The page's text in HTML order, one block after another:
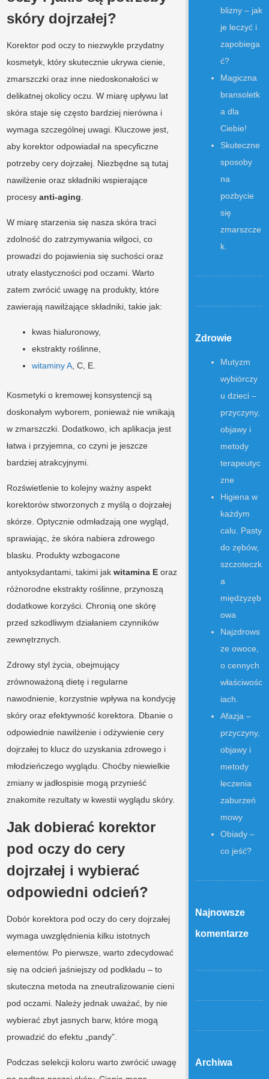
skóry dojrzałej?
Korektor pod oczy to niezwykle przydatny
kosmetyk, który skutecznie ukrywa cienie,
zmarszczki oraz inne niedoskonałości w
delikatnej okolicy oczu. W miarę upływu lat
skóra staje się często bardziej nierówna i
wymaga szczególnej uwagi. Kluczowe jest,
aby korektor odpowiadał na specyficzne
potrzeby cery dojrzałej. Niezbędne są tutaj
nawilżenie oraz składniki wspierające
procesyanti-aging
W miarę starzenia się nasza skóra traci
zdolność do zatrzymywania wilgoci, co
prowadzi do pojawienia się suchości oraz
utraty elastyczności pod oczami. Warto
zatem zwrócić uwagę na produkty, które
zawierają nawilżające składniki, takie jak:
kwas hialuronowy,
ekstrakty roślinne,
witaminy A , C, E.
Kosmetyki o kremowej konsystencji są
doskonałym wyborem, ponieważ nie wnikają
w zmarszczki. Dodatkowo, ich aplikacja jest
łatwa i przyjemna, co czyni je jeszcze
bardziej atrakcyjnymi.
Rozświetlenie to kolejny ważny aspekt
korektorów stworzonych z myślą o dojrzałej
skórze. Optycznie odmładzają one wygląd,
sprawiając, że skóra nabiera zdrowego
blasku. Produkty wzbogacone
antyoksydantami, takimi jakwitamina E oraz
różnorodne ekstrakty roślinne, przynoszą
dodatkowe korzyści. Chronią one skórę
przed szkodliwym działaniem czynników
zewnętrznych.
Zdrowy styl życia, obejmujący
zrównoważoną dietę i regularne
nawodnienie, korzystnie wpływa na kondycję
skóry oraz efektywność korektora. Dbanie o
odpowiednie nawilżenie i odżywienie cery
dojrzałej to klucz do uzyskania zdrowego i
młodzieńczego wyglądu. Choćby niewielkie
zmiany w jadłospisie mogą przynieść
znakomite rezultaty w kwestii wyglądu skóry.
Jak dobierać korektor
pod oczy do cery
dojrzałej i wybierać
odpowiedni odcień?
Dobór korektora pod oczy do cery dojrzałej
wymaga uwzględnienia kilku istotnych
elementów. Po pierwsze, warto zdecydować
się na odcień jaśniejszy od podkładu – to
skuteczna metoda na zneutralizowanie cieni
pod oczami. Należy jednak uważać, by nie
wybierać zbyt jasnych barw, które mogą
prowadzić do efektu „pandy”.
Podczas selekcji koloru warto zwrócić uwagę
blizny – jak
je leczyć i
zapobiega
ć?
Magiczna
bransoletk
a dla
Ciebie!
Skuteczne
sposoby
na
pozbycie
się
zmarszcze
k.
Zdrowie
Mutyzm
wybiórczy
u dzieci –
przyczyny,
objawy i
metody
terapeutyc
zne
Higiena w
każdym
calu. Pasty
do zębów,
szczoteczk
a
międzyzęb
owa
Najzdrows
ze owoce,
o cennych
właściwośc
iach.
Afazja –
przyczyny,
objawy i
metody
leczenia
zaburzeń
mowy
Obiady –
co jeść?
Najnowsze
komentarze
Archiwa